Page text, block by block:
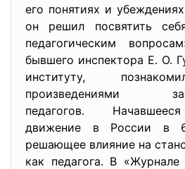
его понятиях и
он решил посвятить
педагогическим
бывшего инспектора Е. О.
институту,
произведениями
педагогов.
движение в России в
решающее влияние на
как педагога. В